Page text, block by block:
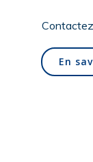
En